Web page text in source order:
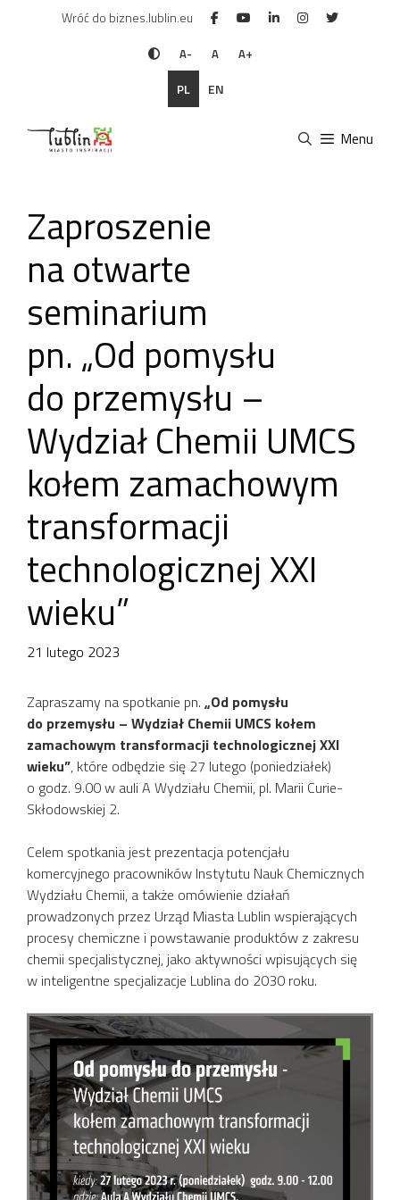
Wróć do biznes.lublin.eu
A- A A+
PL EN
Menu
Zaproszenie
na otwarte
seminarium
pn. „Od pomysłu
do przemysłu –
Wydział Chemii UMCS
kołem zamachowym
transformacji
technologicznej XXI
wieku”
21 lutego 2023
Zapraszamy na spotkanie pn. „Od pomysłu
do przemysłu – Wydział Chemii UMCS kołem
zamachowym transformacji technologicznej XXI
wieku”, które odbędzie się 27 lutego (poniedziałek)
o godz. 9.00 w auli A Wydziału Chemii, pl. Marii Curie-
Skłodowskiej 2.
Celem spotkania jest prezentacja potencjału
komercyjnego pracowników Instytutu Nauk Chemicznych
Wydziału Chemii, a także omówienie działań
prowadzonych przez Urząd Miasta Lublin wspierających
procesy chemiczne i powstawanie produktów z zakresu
chemii specjalistycznej, jako aktywności wpisujących się
w inteligentne specjalizacje Lublina do 2030 roku.